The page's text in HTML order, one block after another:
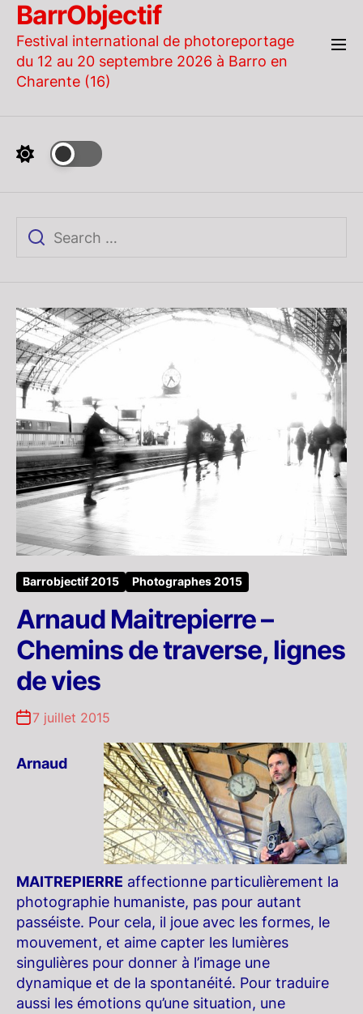
Skip
the
content
BarrObjectif
Festival international de photoreportage
du 12 au 20 septembre 2026 à Barro en
Charente (16)
Barrobjectif 2015 Photographes 2015
Arnaud Maitrepierre –
Chemins de traverse, lignes
de vies
7 juillet 2015
Arnaud
MAITREPIERRE affectionne particulièrement la
photographie humaniste, pas pour autant
passéiste. Pour cela, il joue avec les formes, le
mouvement, et aime capter les lumières
singulières pour donner à l’image une
dynamique et de la spontanéité. Pour traduire
aussi les émotions qu’une situation, une